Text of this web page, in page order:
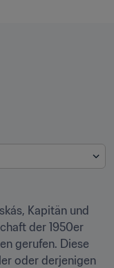
Kapitän und
der 1950er
gerufen. Diese
oder derjenigen